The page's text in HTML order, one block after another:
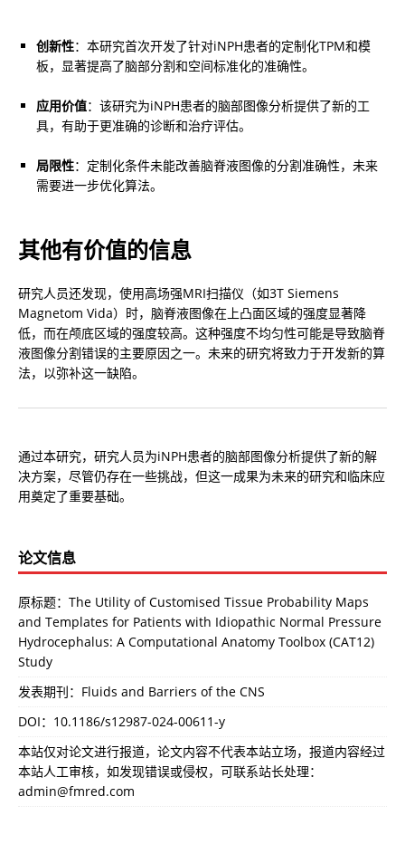
创新性：本研究首次开发了针对iNPH患者的定制化TPM和模
板，显著提高了脑部分割和空间标准化的准确性。
应用价值：该研究为iNPH患者的脑部图像分析提供了新的工
具，有助于更准确的诊断和治疗评估。
局限性：定制化条件未能改善脑脊液图像的分割准确性，未来
需要进一步优化算法。
其他有价值的信息
研究人员还发现，使用高场强MRI扫描仪（如3T Siemens
Magnetom Vida）时，脑脊液图像在上凸面区域的强度显著降
低，而在颅底区域的强度较高。这种强度不均匀性可能是导致脑脊
液图像分割错误的主要原因之一。未来的研究将致力于开发新的算
法，以弥补这一缺陷。
通过本研究，研究人员为iNPH患者的脑部图像分析提供了新的解
决方案，尽管仍存在一些挑战，但这一成果为未来的研究和临床应
用奠定了重要基础。
论文信息
原标题：The Utility of Customised Tissue Probability Maps
and Templates for Patients with Idiopathic Normal Pressure
Hydrocephalus: A Computational Anatomy Toolbox (CAT12)
Study
发表期刊：Fluids and Barriers of the CNS
DOI： 10.1186/s12987-024-00611-y
本站仅对论文进行报道，论文内容不代表本站立场，报道内容经过
本站人工审核，如发现错误或侵权，可联系站长处理：
admin@fmred.com